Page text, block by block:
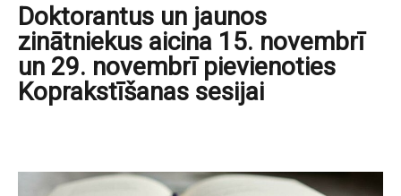
Doktorantus un jaunos
zinātniekus aicina 15. novembrī
un 29. novembrī pievienoties
Koprakstīšanas sesijai